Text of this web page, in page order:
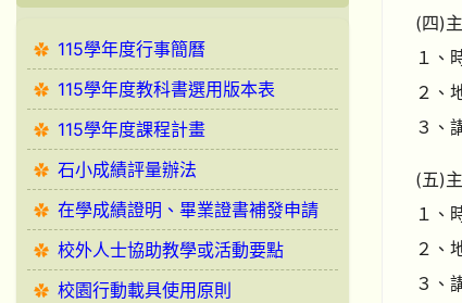
(四)
１、
２、
３、
(五)
１、
２、
３、
115學年度行事簡曆
115學年度教科書選用版本表
115學年度課程計畫
石小成績評量辦法
在學成績證明、畢業證書補發申請
校外人士協助教學或活動要點
校園行動載具使用原則